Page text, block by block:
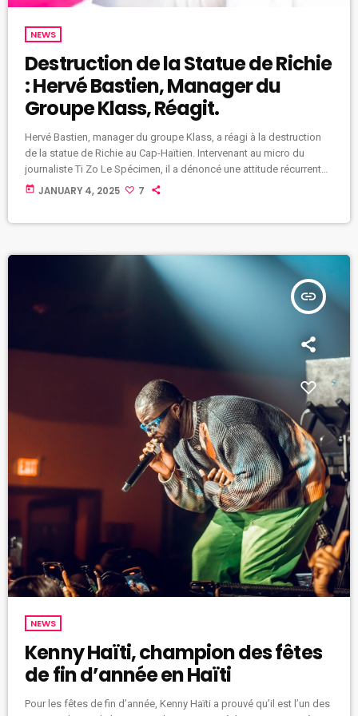
NEWS
Destruction de la Statue de Richie
: Hervé Bastien, Manager du
Groupe Klass, Réagit.
Hervé Bastien, manager du groupe Klass, a réagi à la destruction
de la statue de Richie au Cap-Haïtien. Intervenant au micro du
journaliste Ti Zo Le Spécimen, il a dénoncé une attitude récurrente
chez certains Haïtiens. « Une fois de plus, les Haïtiens montrent
today JANUARY 4, 2025 7
insert_link
NEWS
Kenny Haïti, champion des fêtes
de fin d’année en Haïti
Pour les fêtes de fin d’année, Kenny Haïti a prouvé qu’il est l’un des